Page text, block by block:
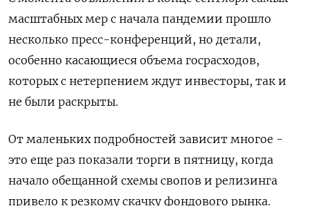
масштабных мер с начала пандемии прошло
несколько пресс-конференций, но детали,
особенно касающиеся объема госрасходов,
которых с нетерпением ждут инвесторы, так и
не были раскрыты.
От маленьких подробностей зависит многое -
это еще раз показали торги в пятницу, когда
начало обещанной схемы свопов и релизинга
привело к резкому скачку фондового рынка.